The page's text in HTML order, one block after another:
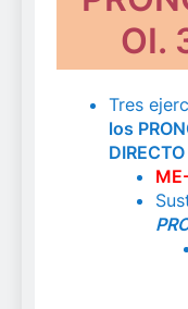
OI.
Tres
los